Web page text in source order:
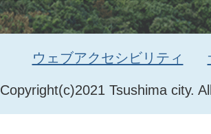
Copyright(c)2021 Tsushima city.
ウェブアクセシビリティ